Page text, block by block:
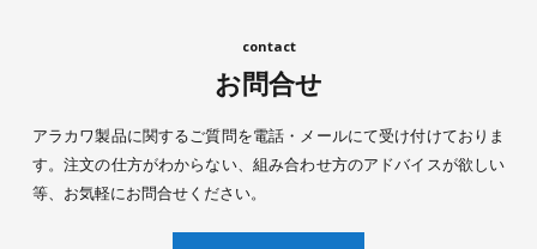
お問合せ
アラカワ製品に関するご質問を電話・メールにて受け付けておりま
す。注文の仕方がわからない、組み合わせ方のアドバイスが欲しい
等、お気軽にお問合せください。